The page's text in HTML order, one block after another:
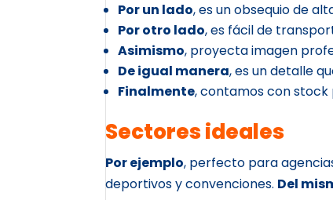
Por un lado, es un obsequio de
Por otro lado, es fácil de
Asimismo, proyecta imagen
De igual manera, es un detalle
Finalmente, contamos con stock
Sectores ideales
Por ejemplo, perfecto para
deportivos y convenciones. Del